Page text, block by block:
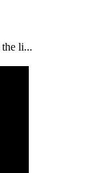
li...